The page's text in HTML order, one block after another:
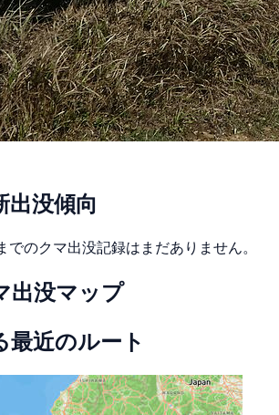
出没傾向
のクマ出没記録はまだありません。
出没マップ
最近のルート